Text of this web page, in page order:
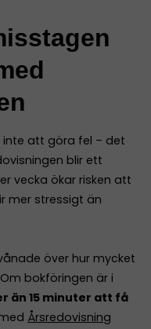
att göra fel – det
blir ett
vecka ökar risken att
mer stressigt än
över hur mycket
bokföringen är i
än 15 minuter att få
Årsredovisning